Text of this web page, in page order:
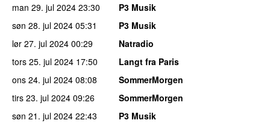
man 29. jul 2024 23:30
P3 Musik
søn 28. jul 2024 05:31
P3 Musik
lør 27. jul 2024 00:29
Natradio
tors 25. jul 2024 17:50
Langt fra Paris
ons 24. jul 2024 08:08
SommerMorgen
tirs 23. jul 2024 09:26
SommerMorgen
søn 21. jul 2024 22:43
P3 Musik